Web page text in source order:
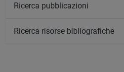
Ricerca pubblicazioni
Ricerca risorse bibliografiche